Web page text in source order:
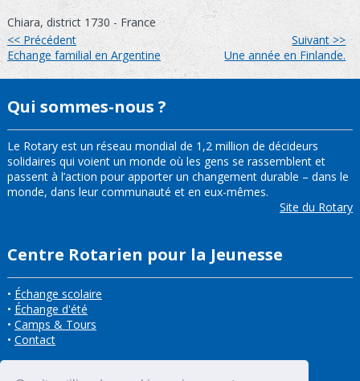
Chiara, district 1730 - France
<< Précédent
Echange familial en Argentine
Suivant >>
Une année en Finlande.
Qui sommes-nous ?
Le Rotary est un réseau mondial de 1,2 million de décideurs
solidaires qui voient un monde où les gens se rassemblent et
passent à l’action pour apporter un changement durable – dans le
monde, dans leur communauté et en eux-mêmes.
Site du Rotary
Centre Rotarien pour la Jeunesse
• Échange scolaire
• Échange d'été
• Camps & Tours
• Contact